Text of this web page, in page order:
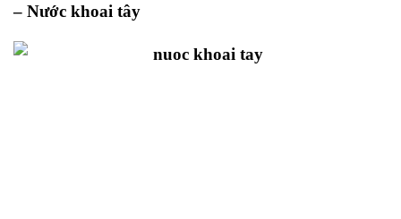
– Nước khoai tây